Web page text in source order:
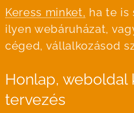
Keress minket, ha te is
ilyen webáruházat,
céged, vállalkozásod
Honlap, weboldal
tervezés